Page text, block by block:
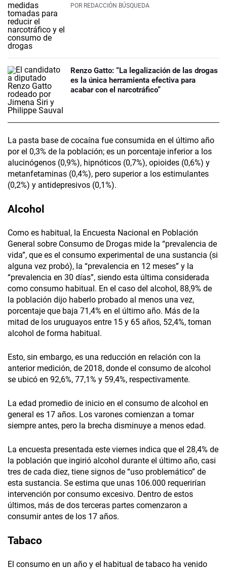
POR REDACCIÓN BÚSQUEDA
Renzo Gatto: “La legalización de las drogas
es la única herramienta efectiva para
acabar con el narcotráfico”
La pasta base de cocaína fue consumida en el último año
por el 0,3% de la población; es un porcentaje inferior a los
alucinógenos (0,9%), hipnóticos (0,7%), opioides (0,6%) y
metanfetaminas (0,4%), pero superior a los estimulantes
(0,2%) y antidepresivos (0,1%).
Alcohol
Como es habitual, la Encuesta Nacional en Población
General sobre Consumo de Drogas mide la “prevalencia de
vida”, que es el consumo experimental de una sustancia (si
alguna vez probó), la “prevalencia en 12 meses” y la
“prevalencia en 30 días”, siendo esta última considerada
como consumo habitual. En el caso del alcohol, 88,9% de
la población dijo haberlo probado al menos una vez,
porcentaje que baja 71,4% en el último año. Más de la
mitad de los uruguayos entre 15 y 65 años, 52,4%, toman
alcohol de forma habitual.
Esto, sin embargo, es una reducción en relación con la
anterior medición, de 2018, donde el consumo de alcohol
se ubicó en 92,6%, 77,1% y 59,4%, respectivamente.
La edad promedio de inicio en el consumo de alcohol en
general es 17 años. Los varones comienzan a tomar
siempre antes, pero la brecha disminuye a menos edad.
La encuesta presentada este viernes indica que el 28,4% de
la población que ingirió alcohol durante el último año, casi
tres de cada diez, tiene signos de “uso problemático” de
esta sustancia. Se estima que unas 106.000 requerirían
intervención por consumo excesivo. Dentro de estos
últimos, más de dos terceras partes comenzaron a
consumir antes de los 17 años.
Tabaco
El consumo en un año y el habitual de tabaco ha venido